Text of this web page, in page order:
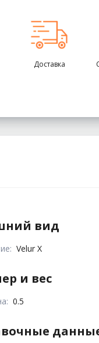
Доставка
вид
Velur X
и вес
0.5